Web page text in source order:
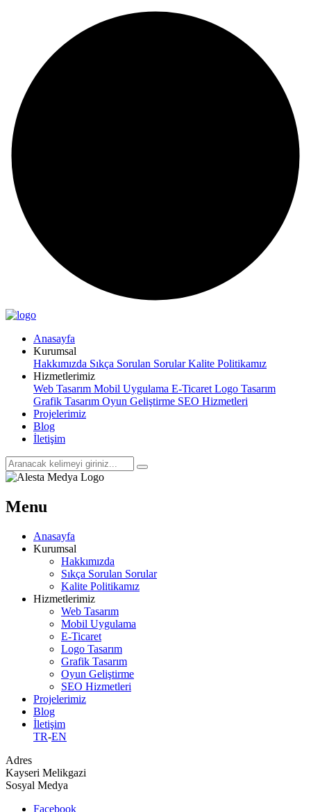
Anasayfa
Kurumsal
Hakkımızda Sıkça Sorulan SorularKalite Politikamız
Hizmetlerimiz
Web Tasarım Mobil Uygulama E-Ticaret Logo Tasarım
Grafik Tasarım Oyun Geliştirme SEO Hizmetleri
Projelerimiz
Blog
İletişim
Menu
Anasayfa
Kurumsal
Hakkımızda
Sıkça Sorulan Sorular
Kalite Politikamız
Hizmetlerimiz
Web Tasarım
Mobil Uygulama
E-Ticaret
Logo Tasarım
Grafik Tasarım
Oyun Geliştirme
SEO Hizmetleri
Projelerimiz
Blog
İletişim
TR-EN
Adres
Kayseri Melikgazi
Sosyal Medya
Facebook